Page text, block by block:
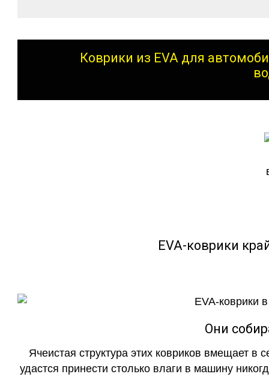
Коврики из EVA для
EVA-коврики
Они
Ячеистая структура этих ковриков вмещает в
удастся принести столько влаги в машину